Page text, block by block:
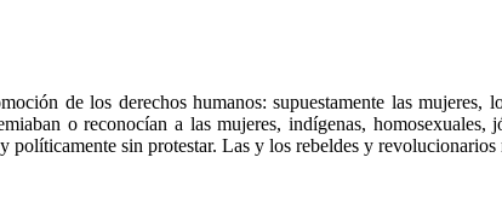
de los derechos humanos: supuestamente las mujeres,
o reconocían a las mujeres, indígenas,
sin protestar. Las y los rebeldes y revolucionarios